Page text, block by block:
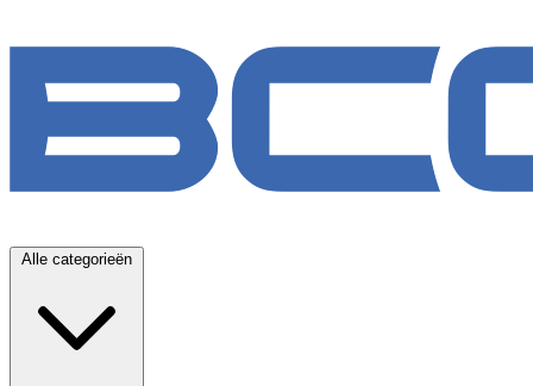
Alle categorieën